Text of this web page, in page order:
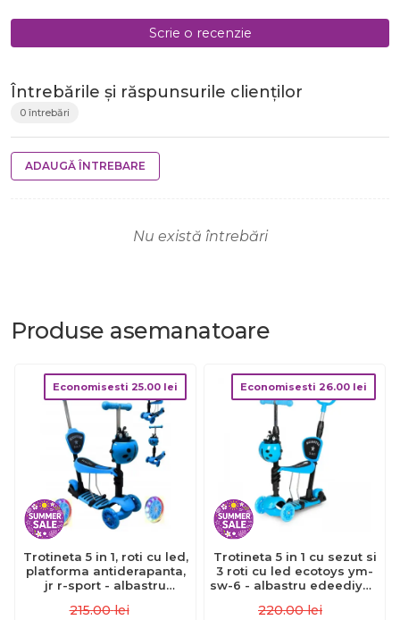
Scrie o recenzie
Întrebările și răspunsurile clienților
0 întrebări
ADAUGĂ ÎNTREBARE
Nu există întrebări
Produse asemanatoare
Economisesti 25.00 lei
Trotineta 5 in 1, roti cu led,
platforma antiderapanta,
jr r-sport - albastru
215.00 lei
Economisesti 26.00 lei
Trotineta 5 in 1 cu sezut si
3 roti cu led ecotoys ym-
sw-6 - albastru edeediym-
220.00 lei